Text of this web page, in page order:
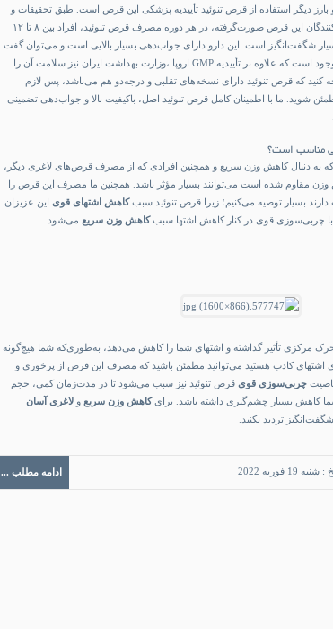
بارز دیگر استفاده از قرص تنوئید تأییدیه پزشکی این قرص است. طبق تحقیقات و
بررسی‌هایی که تا کنون روی مصرف‌کنندگان این قرص صورت‌گرفته، در هر دوره مصرف قرص تنوئید، افراد بین ۸ تا ۱۲
شگفت‌انگیز است. این دارو دارای جواب‌دهی بسیار بالایی است و می‌توان گفت
قوی‌ترین و مؤثرترین قرص لاغری موجود است که علاوه بر تأییدیه GMP اروپا ،وزارت بهداشت ایران نیز سلامت آن را
کنید که قرص تنوئید دارای نسخه‌های تقلبی و درجه‌دو هم می‌باشد، پس لازم
شوید. ما با اطمینان کامل قرص تنوئید اصل، باکیفیت بالا و جواب‌دهی تضمینی
مناسب است؟
که به دنبال کاهش وزن سریع و همچنین افرادی که از مصرف قرص‌های لاغری دیگر،
وزن مقاوم شده است می‌توانند بسیار مؤثر باشد. همچنین ما مصرف این قرص را
بسیار توصیه می‌کنیم؛ زیرا قرص تنوئید سببکاهش اشتهای قوی این عزیزان
چربی‌سوزی قوی در کنار کاهش اشتها سببکاهش وزن سریع می‌شود.
مرکزی تأثیر گذاشته و اشتهای شما را کاهش می‌دهد، به‌طوری‌که شما هیچ‌گونه
اشتهای کاذب هستید می‌توانید مطمئن باشید که مصرف این قرص از پرخوری و
چربی‌سوزی قوی قرص تنوئید نیز سبب می‌شود تا در مدت‌زمان کمی، حجم
کاهش بسیار چشم‌گیری داشته باشد. برایکاهش وزن سریع و لاغری آسان
تردید نکنید.
19 فوریه 2022 ادامه مطلب ...